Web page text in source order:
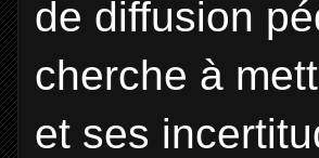
de diffusion
cherche à
et ses